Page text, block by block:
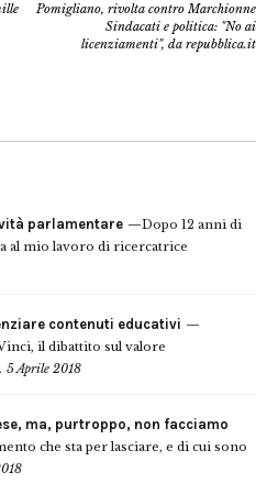
Pomigliano, rivolta contro Marchionne
Sindacati e politica: "No ai
licenziamenti", da repubblica.it
parlamentare
Dopo 12 anni di
al mio lavoro di ricercatrice
contenuti educativi
il dibattito sul valore
5 Aprile 2018
ma, purtroppo, non facciamo
che sta per lasciare, e di cui sono